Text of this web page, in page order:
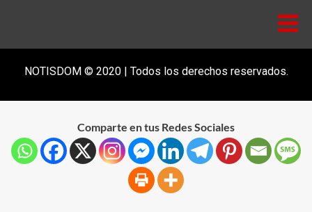
NOTISDOM © 2020 | Todos los derechos reservados.
Comparte en tus Redes Sociales